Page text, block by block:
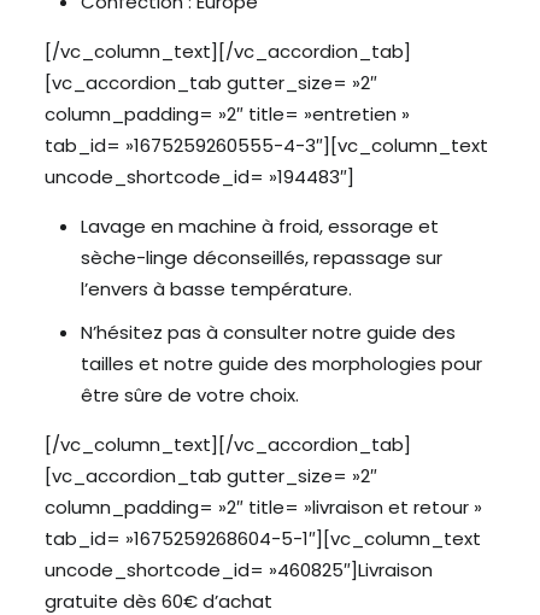
[/vc_column_text][/vc_accordion_tab]
[vc_accordion_tab gutter_size= »2″
column_padding= »2″ title= »entretien »
tab_id= »1675259260555-4-3″][vc_column_text
uncode_shortcode_id= »194483″]
Lavage en machine à froid, essorage et
sèche-linge déconseillés, repassage sur
l’envers à basse température.
N’hésitez pas à consulter notre guide des
tailles et notre guide des morphologies pour
être sûre de votre choix.
[/vc_column_text][/vc_accordion_tab]
[vc_accordion_tab gutter_size= »2″
column_padding= »2″ title= »livraison et retour »
tab_id= »1675259268604-5-1″][vc_column_text
uncode_shortcode_id= »460825″]Livraison
gratuite dès 60€ d’achat